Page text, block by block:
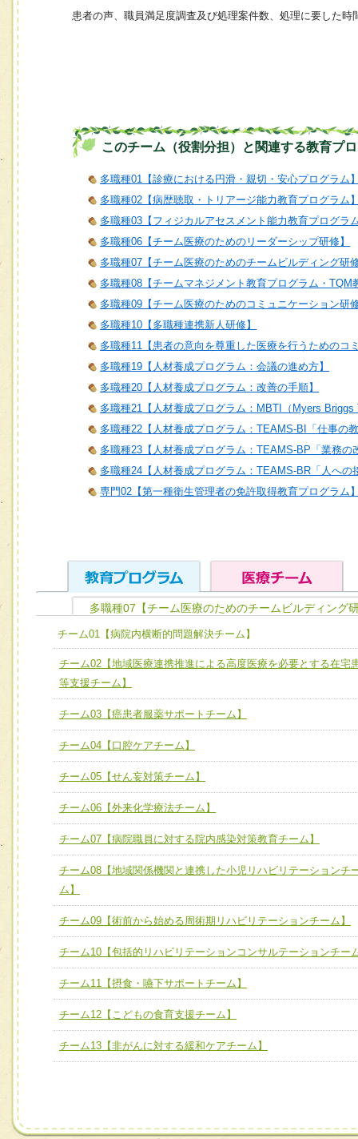
患者の声、職員満足度調査及び処理案件数、処理に要した時
このチーム（役割分担）と関連する教育プ
多職種01【診療における円滑・親切・安心プログラム
多職種02【病歴聴取・トリアージ能力教育プログラム
多職種03【フィジカルアセスメント能力教育プログラ
多職種06【チーム医療のためのリーダーシップ研修】
多職種07【チーム医療のためのチームビルディング研
多職種08【チームマネジメント教育プログラム・TQM
多職種09【チーム医療のためのコミュニケーション研
多職種10【多職種連携新人研修】
多職種11【患者の意向を尊重した医療を行うためのコ
多職種19【人材養成プログラム：会議の進め方】
多職種20【人材養成プログラム：改善の手順】
多職種21【人材養成プログラム：MBTI（Myers
多職種22【人材養成プログラム：TEAMS-BI「仕事の
多職種23【人材養成プログラム：TEAMS-BP「業務の
多職種24【人材養成プログラム：TEAMS-BR「人への
専門02【第一種衛生管理者の免許取得教育プログラム
ユニット１ 医療人としての基礎能力
全人的医療を実践する医療人として、必要な基礎能力を身
ける
ユニット２ チーム医療構成力
必要に応じて柔軟に医療チームを組織し、強調できる
ユニット３ 多職種連携力
他職種の視点とスキルを学び、相互理解と連携を深める
チーム01【病院内横断的問題解決チーム】
チーム02【地域医療連携推進による高度医療を必要とする
宅患者等支援チーム】
チーム03【癌患者服薬サポートチーム】
チーム04【口腔ケアチーム】
チーム06【外来化学療法チーム】
チーム07【病院職員に対する院内感染対策教育チーム】
チーム08【地域関係機関と連携した小児リハビリテーショ
チーム09【術前から始める周術期リハビリテーションチー
ム】
チーム10【包括的リハビリテーションコンサルテーション
ーム】
チーム11【摂食・嚥下サポートチーム】
チーム12【こどもの食育支援チーム】
多職種07【チーム医療のためのチームビルディング
チーム01【病院内横断的問題解決チーム】
チーム02【地域医療連携推進による高度医療を必要とする在宅
等支援チーム】
チーム03【癌患者服薬サポートチーム】
チーム04【口腔ケアチーム】
チーム05【せん妄対策チーム】
チーム06【外来化学療法チーム】
チーム07【病院職員に対する院内感染対策教育チーム】
チーム08【地域関係機関と連携した小児リハビリテーションチ
ム】
チーム09【術前から始める周術期リハビリテーションチーム】
チーム10【包括的リハビリテーションコンサルテーションチー
チーム11【摂食・嚥下サポートチーム】
チーム12【こどもの食育支援チーム】
チーム13【非がんに対する緩和ケアチーム】